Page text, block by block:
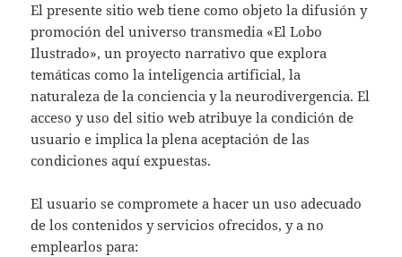
El presente sitio web tiene como objeto la difusión y
promoción del universo transmedia «El Lobo
Ilustrado», un proyecto narrativo que explora
temáticas como la inteligencia artificial, la
naturaleza de la conciencia y la neurodivergencia. El
acceso y uso del sitio web atribuye la condición de
usuario e implica la plena aceptación de las
condiciones aquí expuestas.
El usuario se compromete a hacer un uso adecuado
de los contenidos y servicios ofrecidos, y a no
emplearlos para: